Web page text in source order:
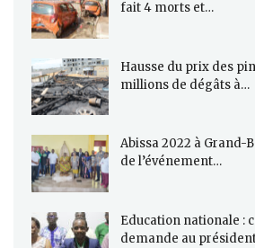
fait 4 morts et…
Hausse du prix des
millions de dégâts à…
Abissa 2022 à Grand-
de l’événement…
Education nationale :
demande au